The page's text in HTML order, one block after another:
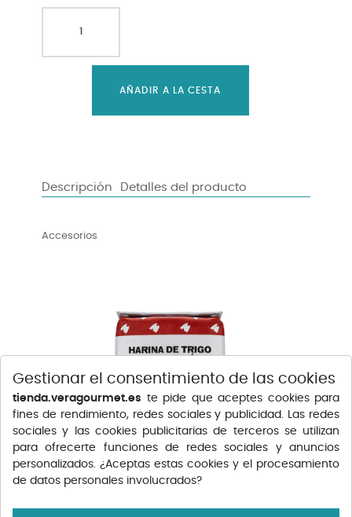
AÑADIR A LA CESTA
Descripción Detalles del producto
Accesorios
Gestionar el consentimiento de las cookies
tienda.veragourmet.es te pide que aceptes cookies para
fines de rendimiento, redes sociales y publicidad. Las redes
sociales y las cookies publicitarias de terceros se utilizan
para ofrecerte funciones de redes sociales y anuncios
personalizados. ¿Aceptas estas cookies y el procesamiento
de datos personales involucrados?